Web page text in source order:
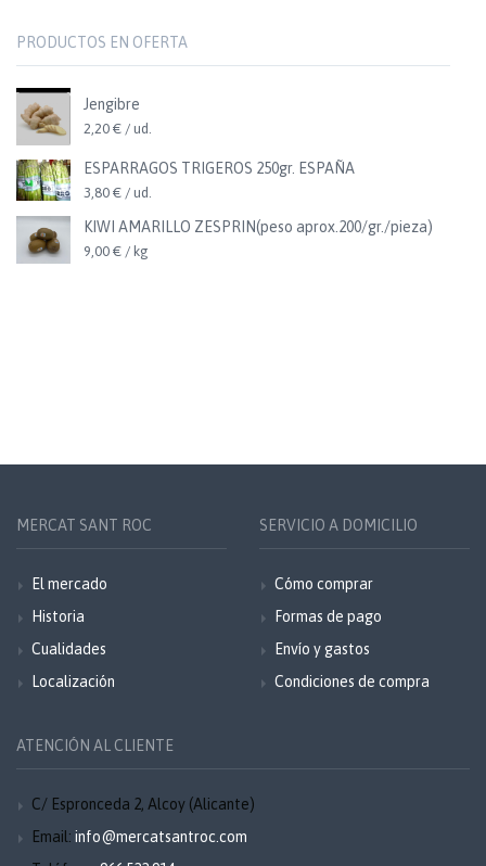
PRODUCTOS EN OFERTA
Jengibre
2,20 € / ud.
ESPARRAGOS TRIGEROS 250gr. ESPAÑA
3,80 € / ud.
KIWI AMARILLO ZESPRIN(peso aprox.200/gr./pieza)
9,00 € / kg
MERCAT SANT ROC
El mercado
Historia
Cualidades
Localización
SERVICIO A DOMICILIO
Cómo comprar
Formas de pago
Envío y gastos
Condiciones de compra
ATENCIÓN AL CLIENTE
C/ Espronceda 2, Alcoy (Alicante)
Email: info@mercatsantroc.com